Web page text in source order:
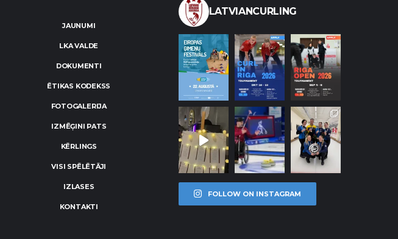
JAUNUMI
LKA VALDE
DOKUMENTI
ĒTIKAS KODEKSS
FOTOGALERIJA
IZMĒĢINI PATS
KĒRLINGS
VISI SPĒLĒTĀJI
IZLASES
KONTAKTI
LATVIANCURLING
FOLLOW ON INSTAGRAM